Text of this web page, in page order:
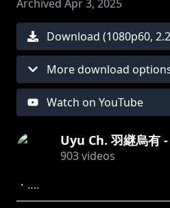
Archived Apr 3, 2025
Download (1080p60,
More download
Watch on YouTube
Uyu Ch. 羽継烏有
903videos
・‥‥